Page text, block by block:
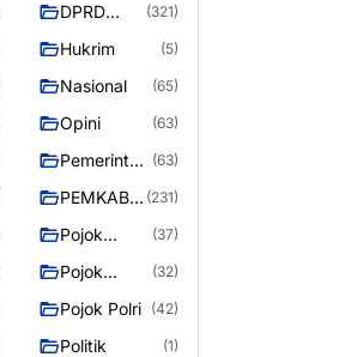
DPRD
RAYA
(321)
Hukrim (5)
Nasional (65)
Opini (63)
Pemerintah (63)
PEMKAB
RAYA
(231)
Pojok
(37)
Pojok
(32)
Pojok Polri (42)
Politik (1)